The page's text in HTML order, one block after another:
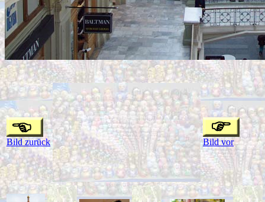
Bild zurück Bild vor